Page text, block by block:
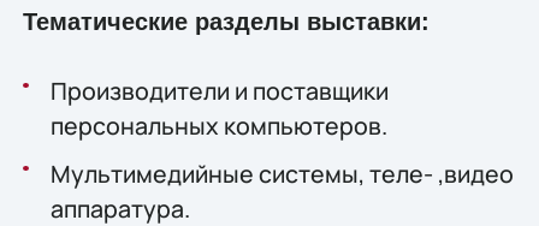
Тематические разделы выставки:
Производители и поставщики
персональных компьютеров.
Мультимедийные системы, теле- ,видео
аппаратура.